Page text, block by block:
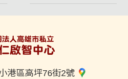
港區高坪76街2號